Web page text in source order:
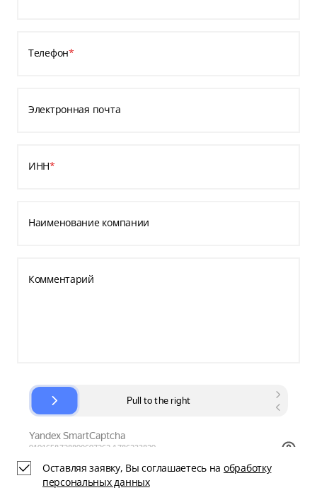
Телефон*
Электронная почта
ИНН*
Наименование компании
Комментарий
Оставляя заявку, Вы соглашаетесь на обработку
персональных данных